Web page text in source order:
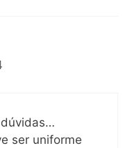
ser uniforme